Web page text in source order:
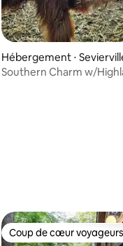
sur la base de 187
Hébergement ⋅
Southern Charm w/
Coup de cœur voyageurs
Coup de cœur voyageurs